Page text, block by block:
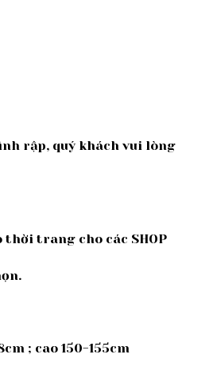
rập, quý khách vui lòng
thời trang cho các SHOP
; cao 150-155cm